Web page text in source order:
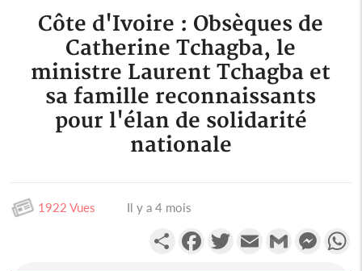
Côte d'Ivoire : Obsèques de
Catherine Tchagba, le
ministre Laurent Tchagba et
sa famille reconnaissants
pour l'élan de solidarité
nationale
1922 Vues Il y a 4 mois
PartagerFacebookTwitterEmail Gmail